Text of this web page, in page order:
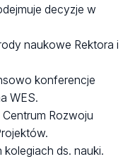
decyzje w
naukowe Rektora i
konferencje
WES.
Rozwoju
ds. nauki.